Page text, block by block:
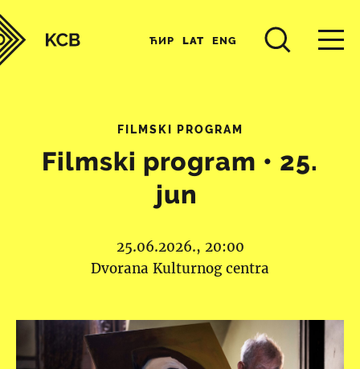
ЋИР LAT ENG
FILMSKI PROGRAM
Filmski program • 25.
jun
25.06.2026., 20:00
Dvorana Kulturnog centra